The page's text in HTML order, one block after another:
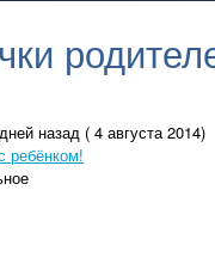
назад ( 4 августа 2014)
ребёнком!